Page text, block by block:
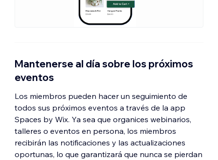
Mantenerse al día sobre los próximos
eventos
Los miembros pueden hacer un seguimiento de
todos sus próximos eventos a través de la app
Spaces by Wix. Ya sea que organices webinarios,
talleres o eventos en persona, los miembros
recibirán las notificaciones y las actualizaciones
oportunas, lo que garantizará que nunca se pierdan